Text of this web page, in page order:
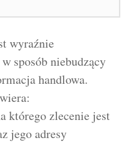
wyraźnie
sposób niebudzący
handlowa.
którego zlecenie jest
jego adresy